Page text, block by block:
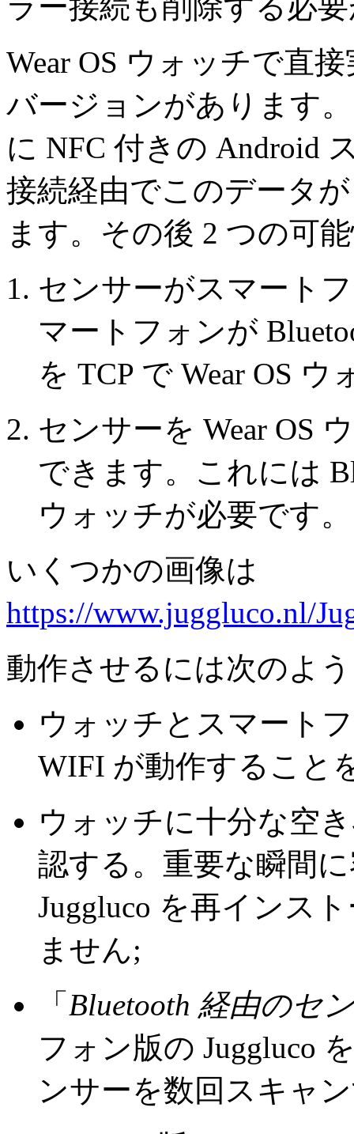
Wear OS ウォッチで直
バージョンがあります
に NFC 付きの Android
接続経由でこのデータ
ます。その後 2 つの可
センサーがスマート
マートフォンが
を TCP で Wear OS
センサーを Wear OS
できます。これには
ウォッチが必要です。
いくつかの画像は
https://www.juggluco.nl/
動作させるには次のよ
ウォッチとスマート
WIFI が動作すること
ウォッチに十分な空
認する。重要な瞬間
Juggluco を再インス
ません;
「 Bluetooth 経由のセ
フォン版の Juggluco
ンサーを数回スキャ